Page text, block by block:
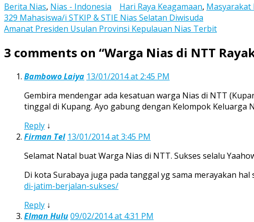
Berita Nias, Nias - Indonesia Hari Raya Keagamaan, Masyarakat
Post
navigation
329 Mahasiswa/i STKIP & STIE Nias Selatan Diwisuda
Amanat Presiden Usulan Provinsi Kepulauan Nias Terbit
3 comments on “Warga Nias di NTT
Bambowo Laiya 13/01/2014 at 2:45 PM
Gembira mendengar ada kesatuan warga Nias di NTT
tinggal di Kupang. Ayo gabung dengan Kelompok Keluarga
Reply ↓
Firman Tel 13/01/2014 at 3:45 PM
Selamat Natal buat Warga Nias di NTT. Sukses selalu
Di kota Surabaya juga pada tanggal yg sama merayakan
di-jatim-berjalan-sukses/
Reply ↓
Elman Hulu09/02/2014 at 4:31 PM